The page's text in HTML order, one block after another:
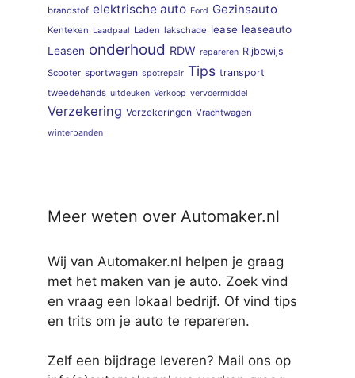
brandstof elektrische auto Ford Gezinsauto
Kenteken Laadpaal Laden lakschade lease leaseauto
Leasen onderhoud RDW repareren Rijbewijs
Scooter sportwagen spotrepair Tips transport
tweedehands uitdeuken Verkoop vervoermiddel
Verzekering Verzekeringen Vrachtwagen
winterbanden
Meer weten over Automaker.nl
Wij van Automaker.nl helpen je graag
met het maken van je auto. Zoek vind
en vraag een lokaal bedrijf. Of vind tips
en trits om je auto te repareren.
Zelf een bijdrage leveren? Mail ons op